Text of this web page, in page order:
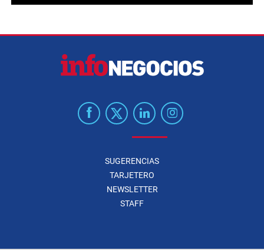
SUGERENCIAS
TARJETERO
NEWSLETTER
STAFF